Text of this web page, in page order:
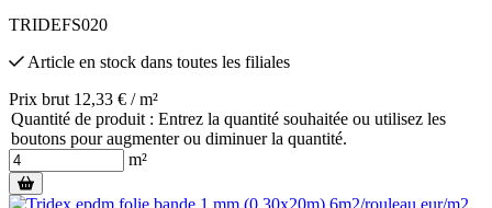
TRIDEFS020
Article en stock dans toutes les filiales
Prix brut 12,33 € / m²
Quantité de produit : Entrez la quantité souhaitée ou utilisez les
boutons pour augmenter ou diminuer la quantité.
m²